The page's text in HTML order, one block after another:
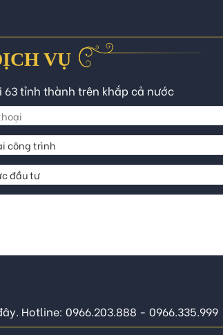
VỤ
63 tỉnh thành trên khắp cả nước
Hotline: 0966.203.888 - 0966.335.999